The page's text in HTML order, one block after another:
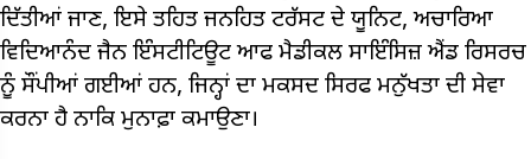
ਦਿੱਤੀਆਂ ਜਾਣ, ਇਸੇ ਤਹਿਤ ਜਨਹਿਤ ਟਰੱਸਟ ਦੇ ਯੂਨਿਟ, ਅਚਾਰਿਆ
ਵਿਦਿਆਨੰਦ ਜੈਨ ਇੰਸਟੀਟਿਊਟ ਆਫ ਮੈਡੀਕਲ ਸਾਇੰਸਿਜ਼ ਐਂਡ ਰਿਸਰਚ
ਨੂੰ ਸੌਂਪੀਆਂ ਗਈਆਂ ਹਨ, ਜਿਨ੍ਹਾਂ ਦਾ ਮਕਸਦ ਸਿਰਫ ਮਨੁੱਖਤਾ ਦੀ ਸੇਵਾ
ਕਰਨਾ ਹੈ ਨਾਕਿ ਮੁਨਾਫ਼ਾ ਕਮਾਉਣਾ।